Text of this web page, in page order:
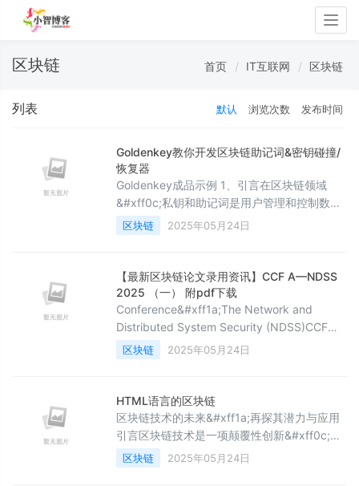
区块链 首页 IT互联网 区块链
列表 默认 浏览次数 发布时间
Goldenkey教你开发区块链助记词&密钥碰撞/
恢复器
Goldenkey成品示例 1、引言在区块链领域
&#xff0c;私钥和助记词是用户管理和控制数字
资产的核心要素。然而&#xff0c;由于各种原因
&#xff0c;用户可能会丢失私钥或助记词
度探讨区块链助记词/密钥碰撞/恢复器的开发
&#xff0c;Goldenkey仅分享实现的可能性和技
术路径。2、基础知识2.1.私钥与助记词的关系
私钥是区
区块链 2025年05月24日
【最新区块链论文录用资讯】CCF A—NDSS
2025 （一） 附pdf下载
Conference&#xff1a;The Network and
Distributed System Security (NDSS)CCF
level&#xff1a;CCF
ACategories&#xff1a;network and
securityYear&#xff1a;2025Conference
time&#xff1a; 24 to 28 February 20
区块链 2025年05月24日
HTML语言的区块链
区块链技术的未来&#xff1a;再探其潜力与应用
引言区块链技术是一项颠覆性创新&#xff0c;自
比特币在2009年首次引入以来&#xff0c;它逐渐
从一种数字货币的底层技术演变成一项可以广
区块链 2025年05月24日